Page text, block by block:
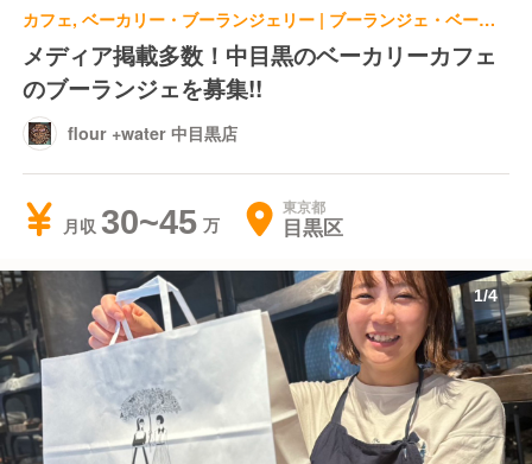
カフェ, ベーカリー・ブーランジェリー | ブーランジェ・ベーカー | flour +water 中目黒店
メディア掲載多数！中目黒のベーカリーカフェ
のブーランジェを募集!!
flour +water 中目黒店
月収 30~45 東京都
目黒区
1/4